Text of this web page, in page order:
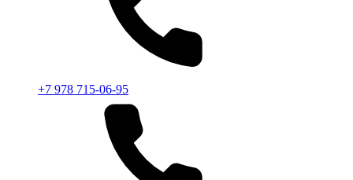
+7 978 715-06-95